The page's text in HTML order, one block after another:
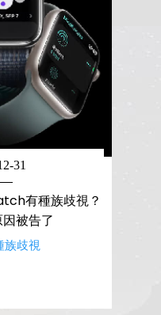
31
有種族歧視？
被告了
歧視